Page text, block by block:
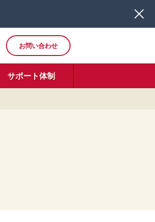
お問い合わせ
サポート体制